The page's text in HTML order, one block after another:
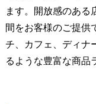
ます。開放感のある
間をお客様のご提供
チ、カフェ、ディナ
るような豊富な商品